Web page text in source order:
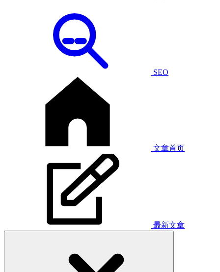
SEO
文章首页
最新文章